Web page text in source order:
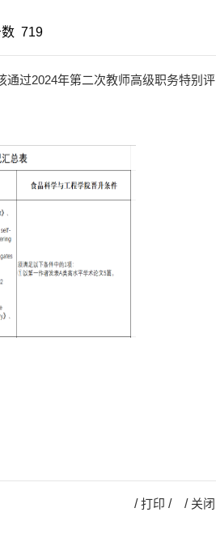
719
过2024年第二次教师高级职务特别评
/打印 / / 关闭